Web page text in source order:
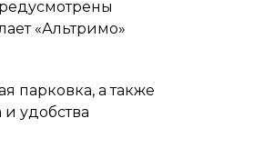
«Альтримо»
парковка, а также
удобства